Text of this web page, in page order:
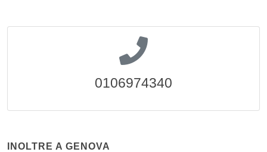
0106974340
INOLTRE A GENOVA